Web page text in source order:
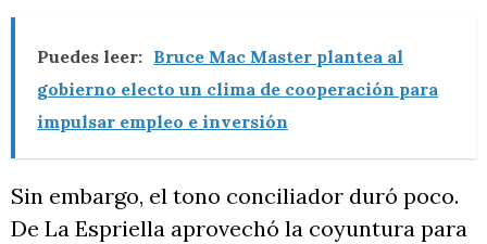
Puedes leer: Bruce Mac Master plantea al
gobierno electo un clima de cooperación para
impulsar empleo e inversión
Sin embargo, el tono conciliador duró poco.
De La Espriella aprovechó la coyuntura para